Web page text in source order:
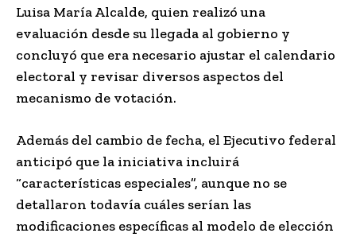
Luisa María Alcalde, quien realizó una
evaluación desde su llegada al gobierno y
concluyó que era necesario ajustar el calendario
electoral y revisar diversos aspectos del
mecanismo de votación.
Además del cambio de fecha, el Ejecutivo federal
anticipó que la iniciativa incluirá
“características especiales”, aunque no se
detallaron todavía cuáles serían las
modificaciones específicas al modelo de elección